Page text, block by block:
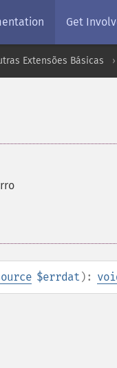
Get
Extensões Básicas
$errdat ):